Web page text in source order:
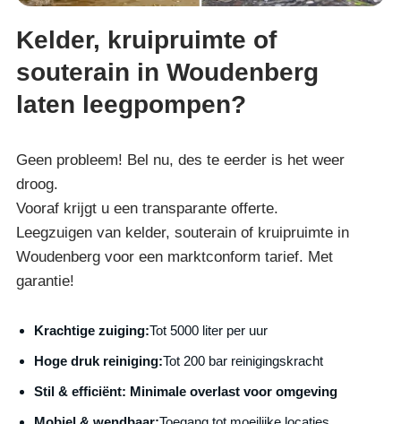
Kelder, kruipruimte of
souterain in Woudenberg
laten leegpompen?
Geen probleem! Bel nu, des te eerder is het weer
droog.
Vooraf krijgt u een transparante offerte.
Leegzuigen van kelder, souterain of kruipruimte in
Woudenberg voor een marktconform tarief. Met
garantie!
Krachtige zuiging:Tot 5000 liter per uur
Hoge druk reiniging:Tot 200 bar reinigingskracht
Stil & efficiënt: Minimale overlast voor omgeving